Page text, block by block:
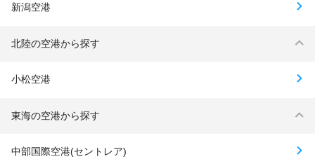
新潟空港
北陸の空港から探す
小松空港
東海の空港から探す
中部国際空港(セントレア)